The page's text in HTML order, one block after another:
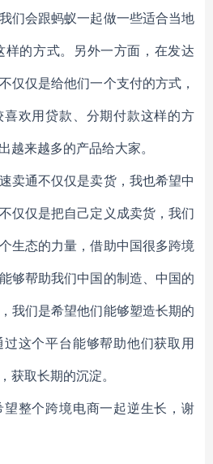
们会跟蚂蚁一起做一些适合当地
样的方式。另外一方面，在发达
仅仅是给他们一个支付的方式，
欢用贷款、分期付款这样的方
越来越多的产品给大家。
卖通不仅仅是卖货，我也希望中
仅仅是把自己定义成卖货，我们
生态的力量，借助中国很多跨境
够帮助我们中国的制造、中国的
我们是希望他们能够塑造长期的
这个平台能够帮助他们获取用
获取长期的沉淀。
整个跨境电商一起逆生长，谢